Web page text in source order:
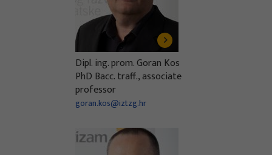
Dipl. ing. prom. Goran Kos
PhD Bacc. traff., associate
professor
goran.kos@iztzg.hr